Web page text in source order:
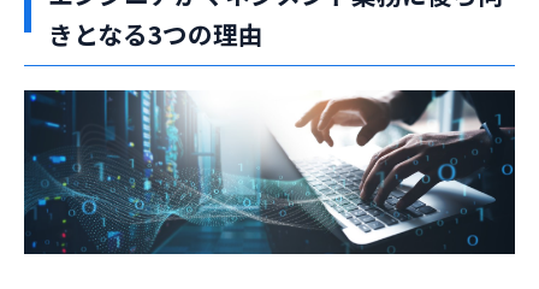
きとなる3つの理由